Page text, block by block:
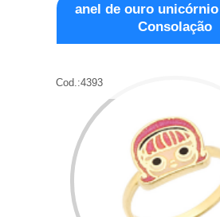
anel de ouro
Consolação
Cod.:4393